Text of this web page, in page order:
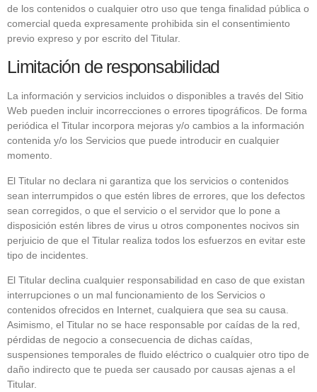
de los contenidos o cualquier otro uso que tenga finalidad pública o
comercial queda expresamente prohibida sin el consentimiento
previo expreso y por escrito del Titular.
Limitación de responsabilidad
La información y servicios incluidos o disponibles a través del Sitio
Web pueden incluir incorrecciones o errores tipográficos. De forma
periódica el Titular incorpora mejoras y/o cambios a la información
contenida y/o los Servicios que puede introducir en cualquier
momento.
El Titular no declara ni garantiza que los servicios o contenidos
sean interrumpidos o que estén libres de errores, que los defectos
sean corregidos, o que el servicio o el servidor que lo pone a
disposición estén libres de virus u otros componentes nocivos sin
perjuicio de que el Titular realiza todos los esfuerzos en evitar este
tipo de incidentes.
El Titular declina cualquier responsabilidad en caso de que existan
interrupciones o un mal funcionamiento de los Servicios o
contenidos ofrecidos en Internet, cualquiera que sea su causa.
Asimismo, el Titular no se hace responsable por caídas de la red,
pérdidas de negocio a consecuencia de dichas caídas,
suspensiones temporales de fluido eléctrico o cualquier otro tipo de
daño indirecto que te pueda ser causado por causas ajenas a el
Titular.